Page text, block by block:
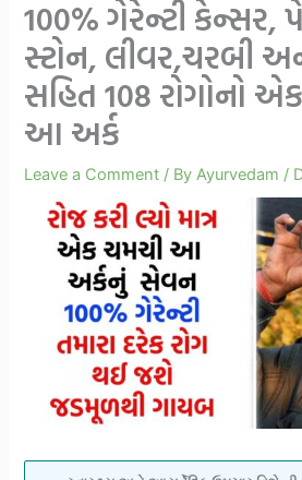
100% ગેરેન્ટી કેન્સર,
સ્ટોન, લીવર,ચરબી
સહિત 108 રોગોનો
આ અર્ક
Leave a Comment / ByAyurvedam /